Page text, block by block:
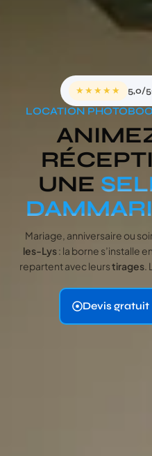
★★★★★ 5,0/5
LOCATION
UNE
Mariage, anniversaire ou
les-Lys: la borne s’installe
repartent avec leurstirages.
Devis gratuit